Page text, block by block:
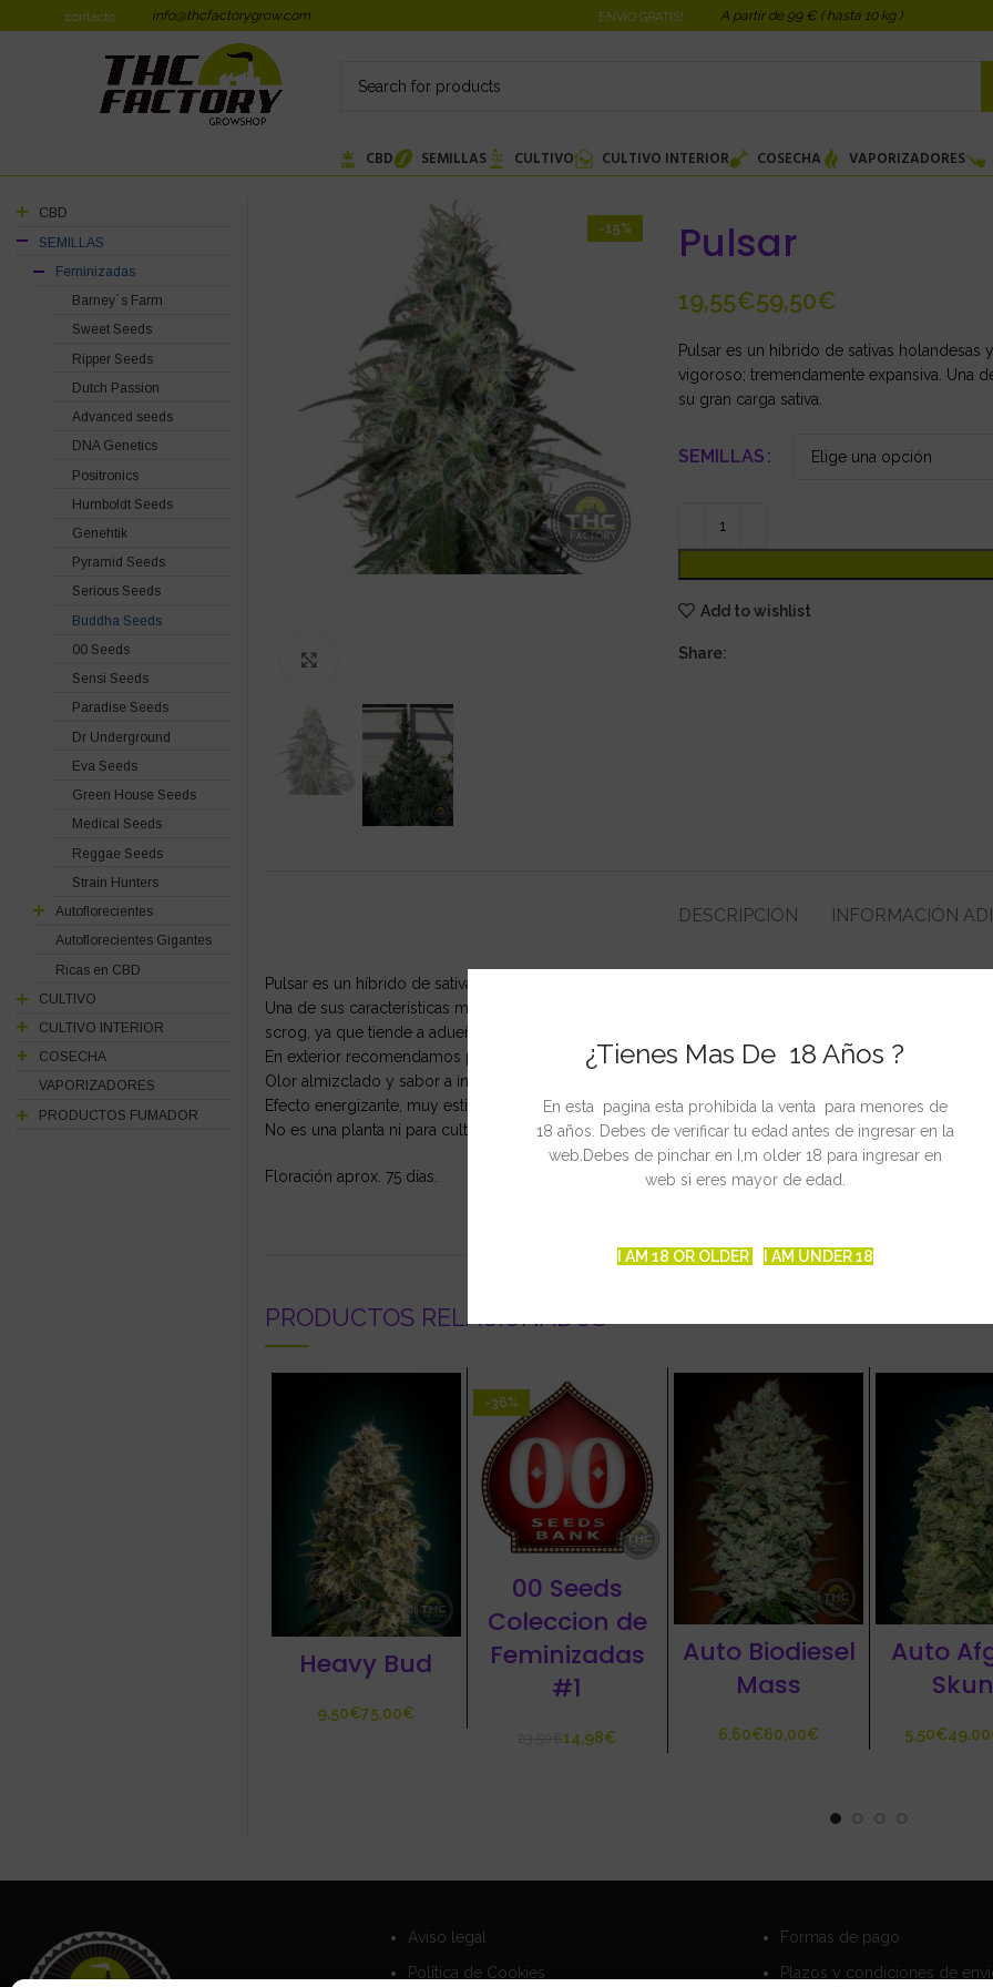
¿Tienes Mas De 18 Años ?
En esta pagina esta prohibida la venta para menores de
18 años. Debes de verificar tu edad antes de ingresar en la
web.Debes de pinchar en I,m older 18 para ingresar en
web si eres mayor de edad.
I AM 18 OR OLDER I AM UNDER 18
contacto info@thcfactorygrow.com ENVIO GRATIS! A partir de 99 € ( hasta 10 kg )
CBD SEMILLAS CULTIVO CULTIVO INTERIOR COSECHA VAPORIZADORES
-15% Pulsar
€ €
Pulsar es un híbrido de sativas
vigoroso; tremendamente expansiva. Una
su gran carga sativa.
SEMILLAS
Add to wishlist
Share:
DESCRIPCIÓN INFORMACIÓN
Pulsar es un híbrido de sativas holandesas y centroamericanas. Genética de crecimiento
Una de sus características más peculiares es su elevada producción para su gran carga sativa. En
scrog, ya que tiende a adueñarse de todo el espacio.
En exterior recomendamos plantar ya avanzada la temporada de siembra si no se quieren individuos
Olor almizclado y sabor a incienso y a especias, con un punto Haze.
Efecto energizante, muy estimulante, alucinógeno de risa incontrolable.
No es una planta ni para cultivadores ni para fumadores inexpertos.
Floración aprox. 75 días.
PRODUCTOS RELACIONADOS
Heavy Bud
€ €
-36%
00 Seeds
Coleccion de
Feminizadas
#1
€14,98€
Auto Biodiesel
Mass
€ €
Auto
€
CBD
SEMILLAS
Feminizadas
Barney´s Farm
Sweet Seeds
Ripper Seeds
Dutch Passion
Advanced seeds
DNA Genetics
Positronics
Humboldt Seeds
Genehtik
Pyramid Seeds
Serious Seeds
Buddha Seeds
00 Seeds
Sensi Seeds
Paradise Seeds
Dr Underground
Eva Seeds
Green House Seeds
Medical Seeds
Reggae Seeds
Strain Hunters
Autoflorecientes
Autoflorecientes Gigantes
Ricas en CBD
CULTIVO
CULTIVO INTERIOR
COSECHA
VAPORIZADORES
PRODUCTOS FUMADOR
Aviso legal
Política de Cookies
Formas de pago
Plazos y condiciones de